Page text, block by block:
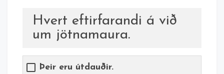
Hvert eftirfarandi á við
um jötnamaura.
Þeir eru útdauðir.